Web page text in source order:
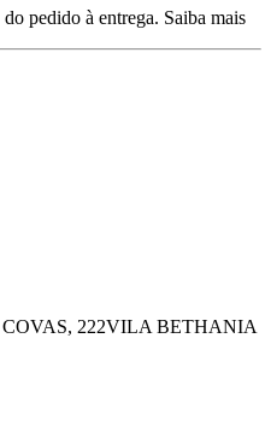
pedido à entrega. Saiba mais
222VILA BETHANIA